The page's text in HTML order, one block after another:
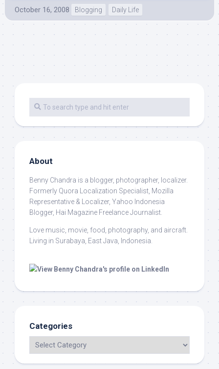
October 16, 2008 Blogging Daily Life
About
Benny Chandra is a blogger, photographer, localizer.
Formerly Quora Localization Specialist, Mozilla
Representative & Localizer, Yahoo Indonesia
Blogger, Hai Magazine Freelance Journalist.
Love music, movie, food, photography, and aircraft.
Living in Surabaya, East Java, Indonesia.
Categories